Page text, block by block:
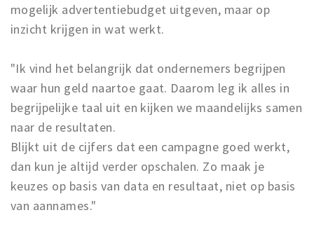
mogelijk advertentiebudget uitgeven, maar op
inzicht krijgen in wat werkt.
"Ik vind het belangrijk dat ondernemers begrijpen
waar hun geld naartoe gaat. Daarom leg ik alles in
begrijpelijke taal uit en kijken we maandelijks samen
naar de resultaten.
Blijkt uit de cijfers dat een campagne goed werkt,
dan kun je altijd verder opschalen. Zo maak je
keuzes op basis van data en resultaat, niet op basis
van aannames."